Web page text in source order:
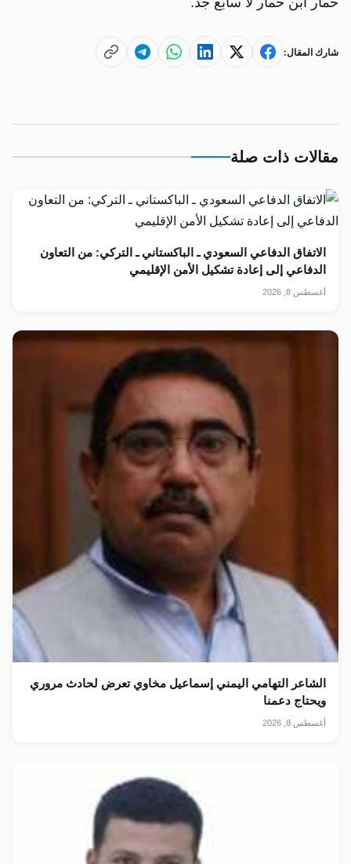
شارك المقال:
مقالات ذات صلة
الاتفاق الدفاعي السعودي ـ الباكستاني ـ التركي: من التعاون
الدفاعي إلى إعادة تشكيل الأمن الإقليمي
أغسطس 8, 2026
الشاعر التهامي اليمني إسماعيل مخاوي تعرض لحادث مروري
ويحتاج دعمنا
أغسطس 8, 2026